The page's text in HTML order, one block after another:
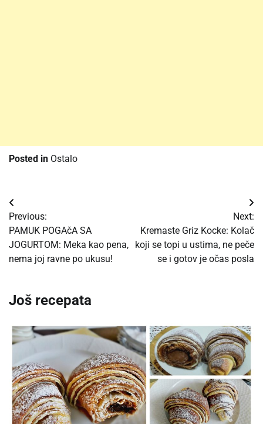
Posted in Ostalo
Post
navigation
Previous:
PAMUK POGAčA SA
JOGURTOM: Meka kao pena,
nema joj ravne po ukusu!
Next:
Kremaste Griz Kocke: Kolač
koji se topi u ustima, ne peče
se i gotov je očas posla
Još recepata